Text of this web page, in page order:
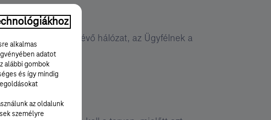
üzemeltetésébe lévő hálózat, az Ügyfélnek a
alkalmas
adatot
alábbi gombok
és így mindig
az oldalunk
személyre